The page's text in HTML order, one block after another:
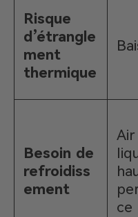
Risque
d’étrangle
ment
thermique
Besoin de
refroidiss
ement
Air
ce